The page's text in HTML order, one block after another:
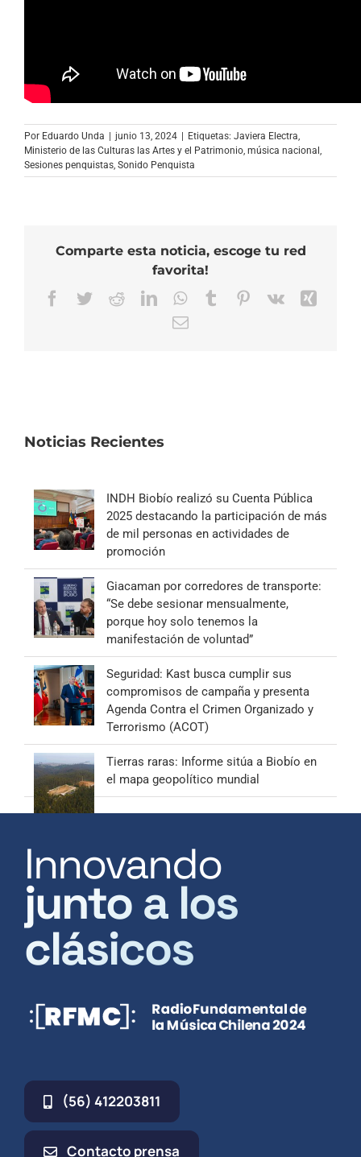
Por Eduardo Unda junio 13, 2024 Etiquetas: Javiera Electra,
Ministerio de las Culturas las Artes y el Patrimonio, música nacional ,
Sesiones penquistas, Sonido Penquista
Comparte esta noticia, escoge tu red
favorita!
Facebook
TwitterRedditLinkedInWhatsApp
TumblrPinterest
Vk
Correo
Noticias Recientes
INDH Biobío realizó su Cuenta Pública
2025 destacando la participación de más
de mil personas en actividades de
promoción
Giacaman por corredores de transporte:
“Se debe sesionar mensualmente,
porque hoy solo tenemos la
manifestación de voluntad”
Seguridad: Kast busca cumplir sus
compromisos de campaña y presenta
Agenda Contra el Crimen Organizado y
Terrorismo (ACOT)
Tierras raras: Informe sitúa a Biobío en
el mapa geopolítico mundial
Innovando
junto a los
clásicos
(56) 412203811
Contacto prensa